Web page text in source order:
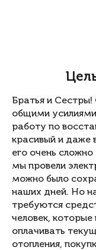
Братья и
общими
работу по
красивый и даже
его очень
мы провели
можно было
наших дней. Но
требуются
человек, которые
оплачивать
отопления,